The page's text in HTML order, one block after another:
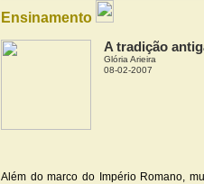
Ensinamento
A tradição
Glória Arieira
08-02-2007
Além do marco do Império Romano,